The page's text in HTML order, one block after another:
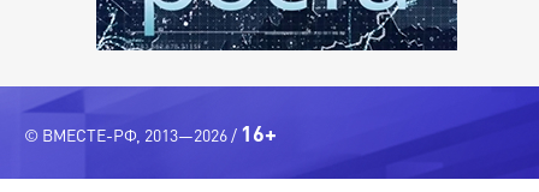
© ВМЕСТЕ-РФ, 2013—2026 / 16+